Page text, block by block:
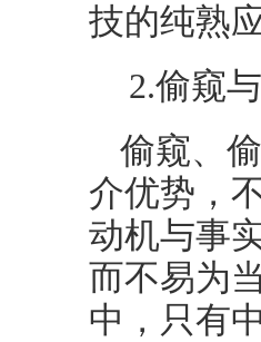
技的纯熟
2.偷窥
偷窥、
介优势，
动机与事
而不易为
中，只有